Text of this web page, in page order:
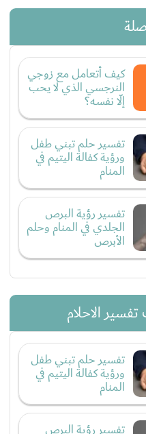
كيف أتعامل مع زوجي
النرجسي الذي لا يحب
إلّا نفسه؟
تفسير حلم تبني طفل
ورؤية كفالة اليتيم في
المنام
تفسير رؤية البرص
الجلدي في المنام وحلم
الأبرص
الاحلام
تفسير حلم تبني طفل
ورؤية كفالة اليتيم في
المنام
تفسير رؤية البرص